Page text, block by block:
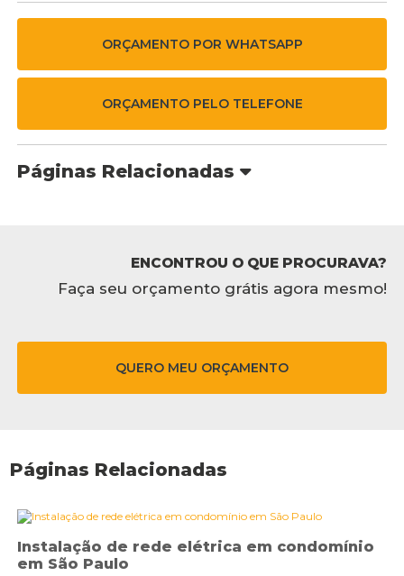
ORÇAMENTO POR WHATSAPP
ORÇAMENTO PELO TELEFONE
Páginas Relacionadas
ENCONTROU O QUE PROCURAVA?
Faça seu orçamento grátis agora mesmo!
QUERO MEU ORÇAMENTO
Páginas Relacionadas
Instalação de rede elétrica em condomínio
em São Paulo